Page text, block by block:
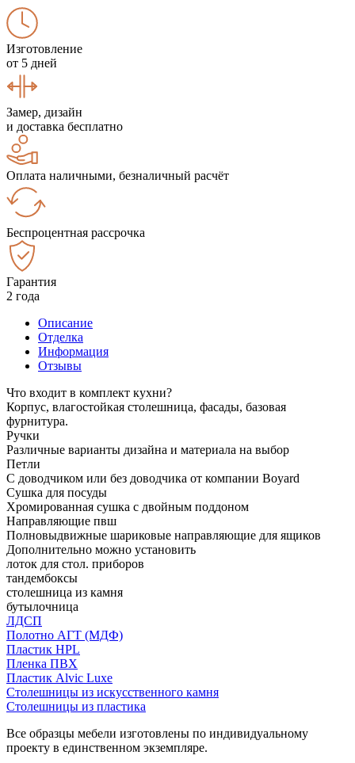
Изготовление
от 5 дней
Замер, дизайн
и доставка бесплатно
Оплата наличными, безналичный расчёт
Беспроцентная рассрочка
Гарантия
2 года
Описание
Отделка
Информация
Отзывы
Что входит в комплект кухни?
Корпус, влагостойкая столешница, фасады, базовая
фурнитура.
Ручки
Различные варианты дизайна и материала на выбор
Петли
С доводчиком или без доводчика от компании Boyard
Сушка для посуды
Хромированная сушка с двойным поддоном
Направляющие пвш
Полновыдвижные шариковые направляющие для ящиков
Дополнительно можно установить
лоток для стол. приборов
тандембоксы
столешница из камня
бутылочница
ЛДСП
Полотно АГТ (МДФ)
Пластик HPL
Пленка ПВХ
Пластик Alvic Luxe
Столешницы из искусственного камня
Столешницы из пластика
Все образцы мебели изготовлены по индивидуальному
проекту в единственном экземпляре.